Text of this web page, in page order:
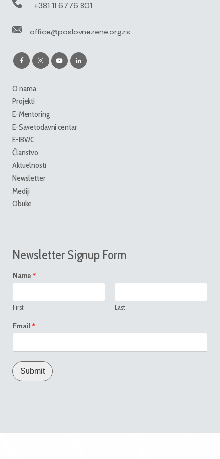
+381 11 6776 801
office@poslovnezene.org.rs
O nama
Projekti
E-Mentoring
E-Savetodavni centar
E-IBWC
Članstvo
Aktuelnosti
Newsletter
Mediji
Obuke
Newsletter Signup Form
Name *
First Last
Email *
Submit